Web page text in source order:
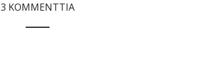
3 KOMMENTTIA